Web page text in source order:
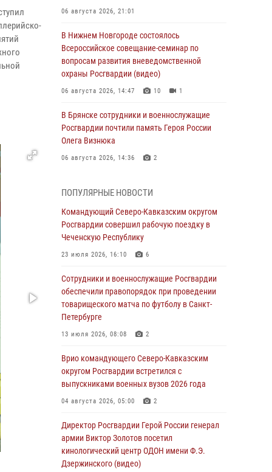
06 августа 2026, 21:01
В Нижнем Новгороде состоялось
Всероссийское совещание-семинар по
вопросам развития вневедомственной
охраны Росгвардии (видео)
06 августа 2026, 14:47 10 1
В Брянске сотрудники и военнослужащие
Росгвардии почтили память Героя России
Олега Визнюка
06 августа 2026, 14:36 2
Росгвардии почтили память товарищей,
погибших при исполнении воинского долга
06 августа 2026, 13:29 5
В Центральном округе Росгвардии прошли
И.К. Яковлева
06 августа 2026, 13:24
Росгвардейцы задержали мужчину,
открывшего стрельбу в Подмосковье (видео)
Росгвардейцы провели выставку вооружения
для участников сбора «Гвардеец» в Пензе
В Курске росгвардейцы приняли участие в
митинге, посвященном второй годовщине
вторжения ВСУ на территорию области
ПОПУЛЯРНЫЕ НОВОСТИ
Командующий Северо-Кавказским округом
Росгвардии совершил рабочую поездку в
Чеченскую Республику
23 июля 2026, 16:10 6
Сотрудники и военнослужащие Росгвардии
обеспечили правопорядок при проведении
товарищеского матча по футболу в Санкт-
Петербурге
13 июля 2026, 08:08 2
Врио командующего Северо-Кавказским
округом Росгвардии встретился с
выпускниками военных вузов 2026 года
04 августа 2026, 05:00 2
Директор Росгвардии Герой России генерал
армии Виктор Золотов посетил
кинологический центр ОДОН имени Ф.Э.
Дзержинского (видео)